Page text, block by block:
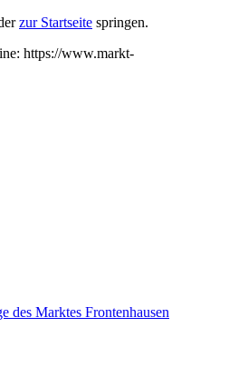
zur Startseite springen.
https://www.markt-